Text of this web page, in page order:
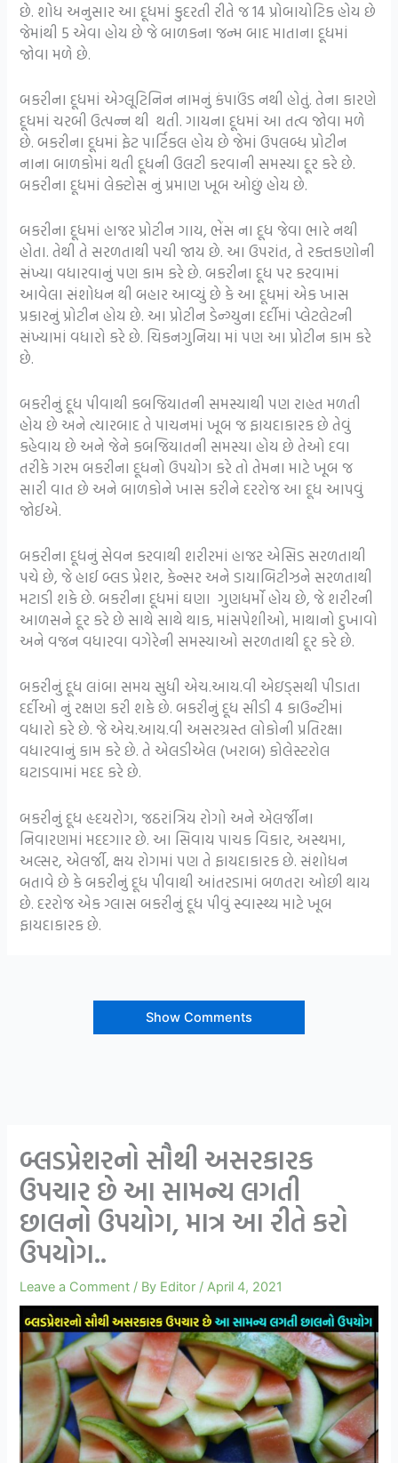
છે. શોધ અનુસાર આ દૂધમાં કુદરતી રીતે જ 14 પ્રોબાયોટિક હોય છે
જેમાંથી 5 એવા હોય છે જે બાળકના જન્મ બાદ માતાના દૂધમાં
જોવા મળે છે.
બકરીના દૂધમાં એગ્લૂટિનિન નામનું કંપાઉંડ નથી હોતું. તેના કારણે
દૂધમાં ચરબી ઉત્પન્ન થી થતી. ગાયના દૂધમાં આ તત્વ જોવા મળે
છે. બકરીના દૂધમાં ફેટ પાર્ટિકલ હોય છે જેમાં ઉપલબ્ધ પ્રોટીન
નાના બાળકોમાં થતી દૂધની ઉલટી કરવાની સમસ્યા દૂર કરે છે.
બકરીના દૂધમાં લેક્ટોસ નું પ્રમાણ ખૂબ ઓછું હોય છે.
બકરીના દૂધમાં હાજર પ્રોટીન ગાય, ભેંસ ના દૂધ જેવા ભારે નથી
હોતા. તેથી તે સરળતાથી પચી જાય છે. આ ઉપરાંત, તે રક્તકણોની
સંખ્યા વધારવાનું પણ કામ કરે છે. બકરીના દૂધ પર કરવામાં
આવેલા સંશોધન થી બહાર આવ્યું છે કે આ દૂધમાં એક ખાસ
પ્રકારનું પ્રોટીન હોય છે. આ પ્રોટીન ડેન્ગ્યુના દર્દીમાં પ્લેટલેટની
સંખ્યામાં વધારો કરે છે. ચિકનગુનિયા માં પણ આ પ્રોટીન કામ કરે
છે.
બકરીનું દૂધ પીવાથી કબજિયાતની સમસ્યાથી પણ રાહત મળતી
હોય છે અને ત્યારબાદ તે પાચનમાં ખૂબ જ ફાયદાકારક છે તેવું
કહેવાય છે અને જેને કબજિયાતની સમસ્યા હોય છે તેઓ દવા
તરીકે ગરમ બકરીના દૂધનો ઉપયોગ કરે તો તેમના માટે ખૂબ જ
સારી વાત છે અને બાળકોને ખાસ કરીને દરરોજ આ દૂધ આપવું
જોઈએ.
બકરીના દૂધનું સેવન કરવાથી શરીરમાં હાજર એસિડ સરળતાથી
પચે છે, જે હાઈ બ્લડ પ્રેશર, કેન્સર અને ડાયાબિટીઝને સરળતાથી
મટાડી શકે છે. બકરીના દૂધમાં ઘણા ગુણધર્મો હોય છે, જે શરીરની
આળસને દૂર કરે છે સાથે સાથે થાક, માંસપેશીઓ, માથાનો દુખાવો
અને વજન વધારવા વગેરેની સમસ્યાઓ સરળતાથી દૂર કરે છે.
બકરીનું દૂધ લાંબા સમય સુધી એચ.આય.વી એઇડ્સથી પીડાતા
દર્દીઓ નું રક્ષણ કરી શકે છે. બકરીનું દૂધ સીડી 4 કાઉન્ટીમાં
વધારો કરે છે. જે એચ.આય.વી અસરગ્રસ્ત લોકોની પ્રતિરક્ષા
વધારવાનું કામ કરે છે. તે એલડીએલ (ખરાબ) કોલેસ્ટરોલ
ઘટાડવામાં મદદ કરે છે.
બકરીનું દૂધ હૃદયરોગ, જઠરાંત્રિય રોગો અને એલર્જીના
નિવારણમાં મદદગાર છે. આ સિવાય પાચક વિકાર, અસ્થમા,
અલ્સર, એલર્જી, ક્ષય રોગમાં પણ તે ફાયદાકારક છે. સંશોધન
બતાવે છે કે બકરીનું દૂધ પીવાથી આંતરડામાં બળતરા ઓછી થાય
છે. દરરોજ એક ગ્લાસ બકરીનું દૂધ પીવું સ્વાસ્થ્ય માટે ખૂબ
ફાયદાકારક છે.
Show Comments
બ્લડપ્રેશરનો સૌથી અસરકારક
ઉપચાર છે આ સામન્ય લગતી
છાલનો ઉપયોગ, માત્ર આ રીતે કરો
ઉપયોગ..
Leave a Comment / By Editor / April 4, 2021